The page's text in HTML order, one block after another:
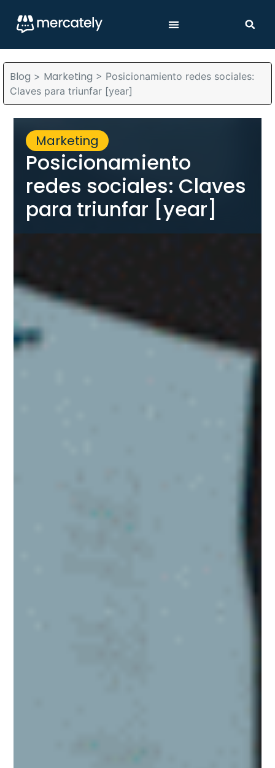
Blog > Marketing > Posicionamiento redes sociales:
Claves para triunfar [year]
Marketing
Posicionamiento
redes sociales: Claves
para triunfar [year]